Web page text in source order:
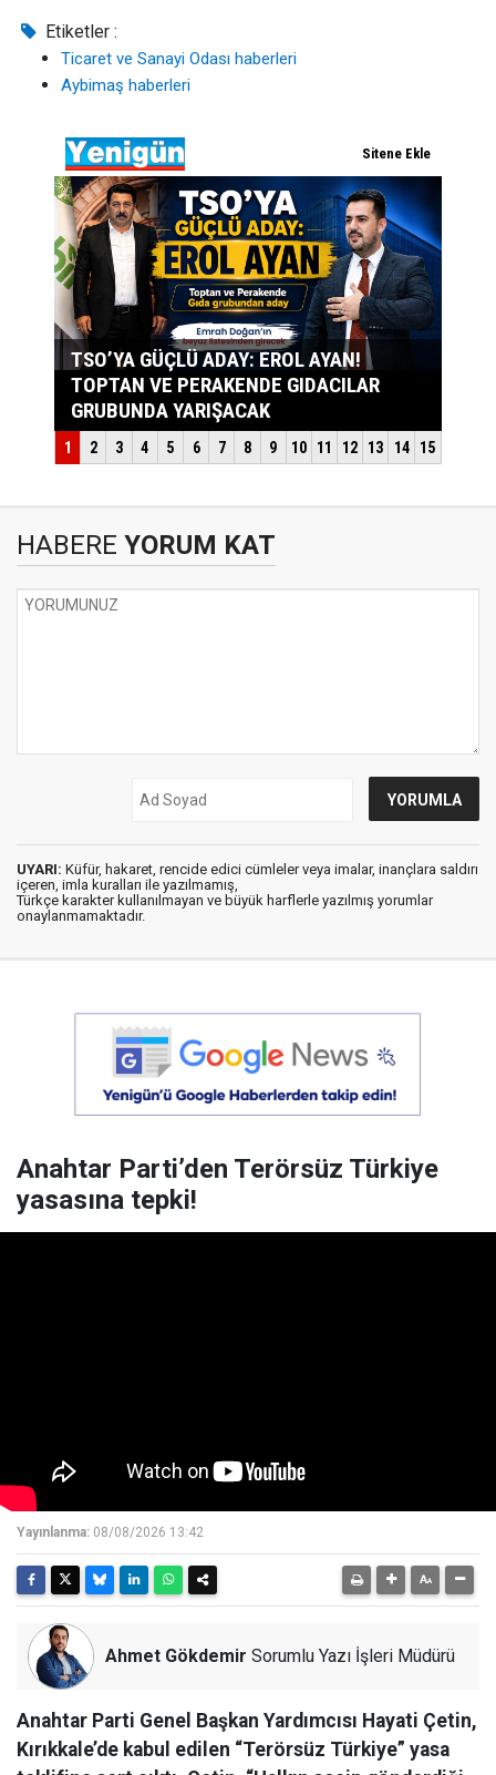
Etiketler :
Ticaret ve Sanayi Odası haberleri
Aybimaş haberleri
HABERE YORUM KAT
UYARI: Küfür, hakaret, rencide edici cümleler veya imalar, inançlara saldırı
içeren, imla kuralları ile yazılmamış,
Türkçe karakter kullanılmayan ve büyük harflerle yazılmış yorumlar
onaylanmamaktadır.
Anahtar Parti’den Terörsüz Türkiye
yasasına tepki!
Yayınlanma: 08/08/2026 13:42
Ahmet Gökdemir Sorumlu Yazı İşleri Müdürü
Anahtar Parti Genel Başkan Yardımcısı Hayati Çetin,
Kırıkkale’de kabul edilen “Terörsüz Türkiye” yasa